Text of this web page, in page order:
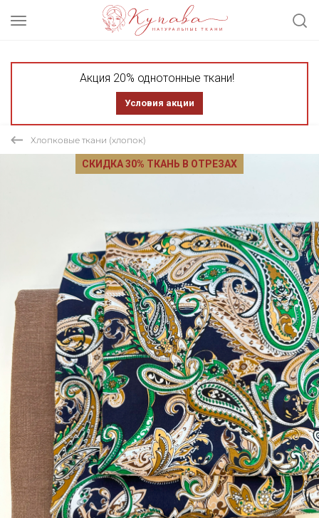
Акция 20% однотонные ткани!
Условия акции
Хлопковые ткани (хлопок)
СКИДКА 30% ТКАНЬ В ОТРЕЗАХ